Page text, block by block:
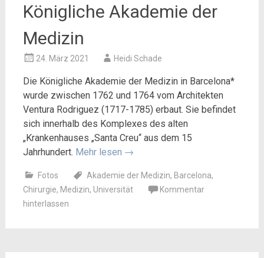
Königliche Akademie der
Medizin
24. März 2021 Heidi Schade
Die Königliche Akademie der Medizin in Barcelona*
wurde zwischen 1762 und 1764 vom Architekten
Ventura Rodriguez (1717-1785) erbaut. Sie befindet
sich innerhalb des Komplexes des alten
„Krankenhauses „Santa Creu“ aus dem 15
Jahrhundert. Mehr lesen →
Fotos Akademie der Medizin, Barcelona,
Chirurgie, Medizin, Universität
Kommentar
hinterlassen